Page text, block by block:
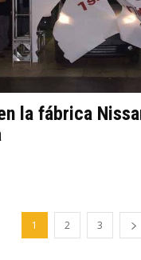
la fábrica
1 2 3